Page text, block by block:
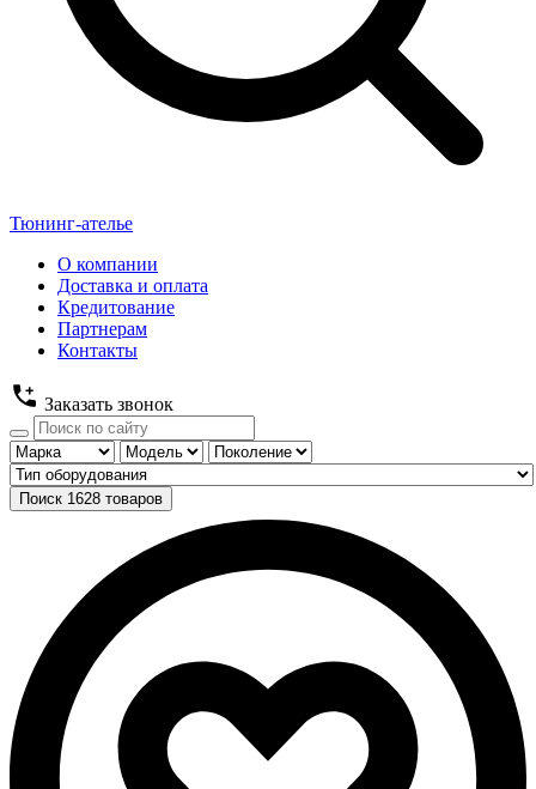
Тюнинг-ателье
О компании
Доставка и оплата
Кредитование
Партнерам
Контакты
Заказать звонок
Поиск 1628 товаров